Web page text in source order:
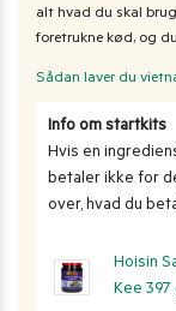
alt hvad du skal
foretrukne kød, og
Sådan laver du
Info om startkits
Hvis en
betaler ikke for
over, hvad du
Hoisin
Kee 397